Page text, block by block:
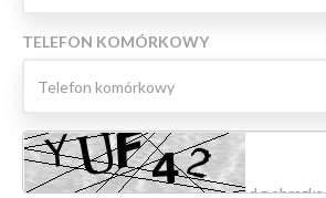
TELEFON KOMÓRKOWY